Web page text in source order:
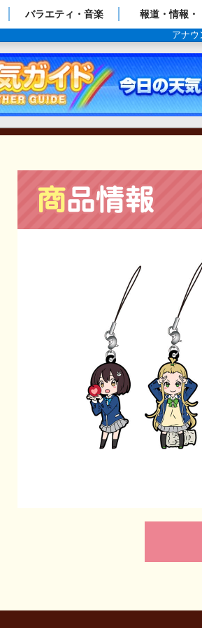
プページ
バラエティ・音楽 報道・情報・
アナウ